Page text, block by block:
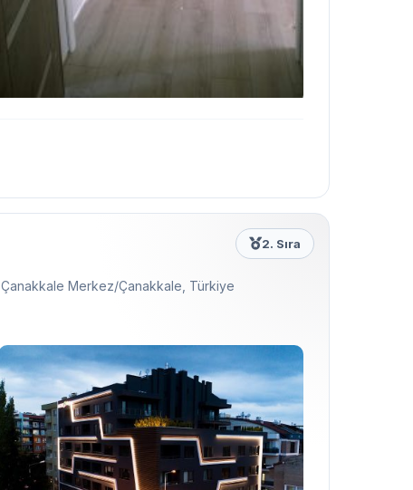
2. Sıra
Çanakkale Merkez/Çanakkale, Türkiye